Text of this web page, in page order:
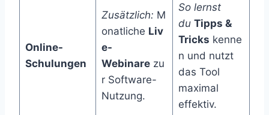
Online-
Schulungen
Zusätzlich: M
onatliche Liv
e-
Webinarezu
r Software-
Nutzung.
So lernst
du Tipps &
Tricks kenne
n und nutzt
das Tool
maximal
effektiv.